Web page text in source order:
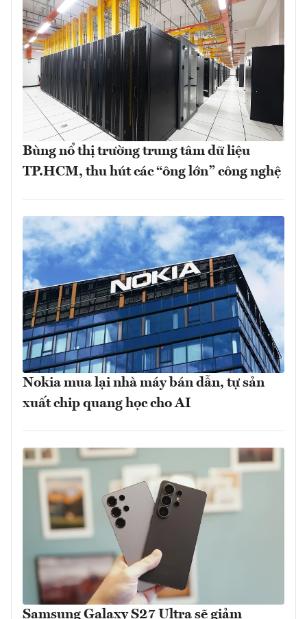
Bùng nổ thị trường trung tâm dữ liệu
TP.HCM, thu hút các “ông lớn” công nghệ
Nokia mua lại nhà máy bán dẫn, tự sản
xuất chip quang học cho AI
Samsung Galaxy S27 Ultra sẽ giảm